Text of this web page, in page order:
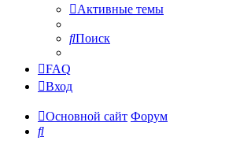
Активные темы
Поиск
FAQ
Вход
Основной сайт Форум
Поиск